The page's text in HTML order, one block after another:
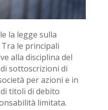
la legge sulla
le principali
alla disciplina del
sottoscrizioni di
per azioni e in
titoli di debito
limitata.